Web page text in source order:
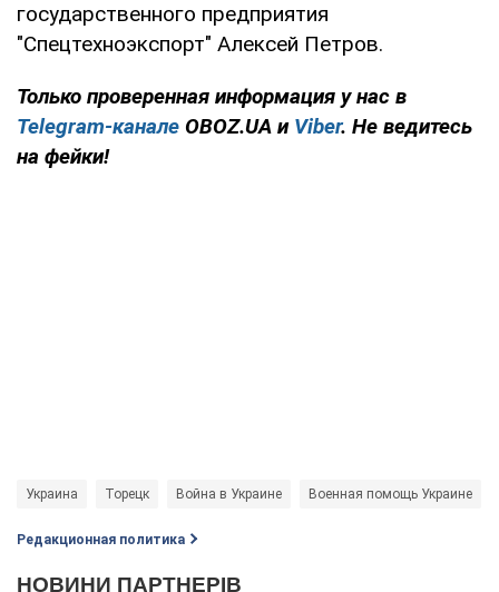
государственного предприятия
"Спецтехноэкспорт" Алексей Петров.
Только проверенная информация у нас в
Telegram-канале OBOZ.UA и Viber. Не ведитесь
на фейки!
Украина Торецк Война в Украине Военная помощь Украине
Редакционная политика